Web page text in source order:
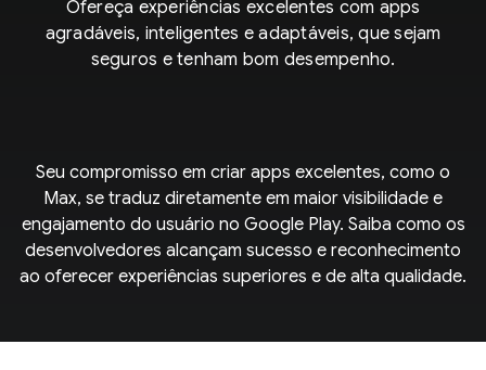
Ofereça experiências excelentes com apps
agradáveis, inteligentes e adaptáveis, que sejam
seguros e tenham bom desempenho.
Seu compromisso em criar apps excelentes, como o
Max, se traduz diretamente em maior visibilidade e
engajamento do usuário no Google Play. Saiba como os
desenvolvedores alcançam sucesso e reconhecimento
ao oferecer experiências superiores e de alta qualidade.